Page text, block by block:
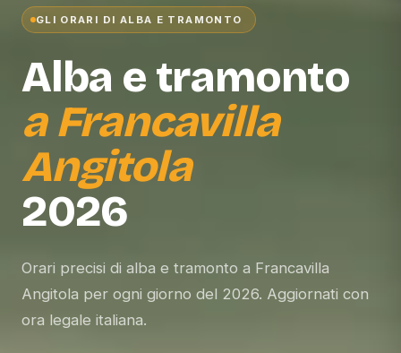
GLI ORARI DI ALBA E TRAMONTO
Alba e tramonto
aFrancavilla
Angitola
2026
Orari precisi di alba e tramonto a Francavilla
Angitola per ogni giorno del 2026. Aggiornati con
ora legale italiana.